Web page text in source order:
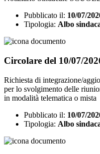
Pubblicato il: 10/07/
Tipologia: Albo
Circolare del 10/07/
Richiesta di integrazione/
per lo svolgimento delle
in modalità telematica o mista
Pubblicato il: 10/07/
Tipologia: Albo